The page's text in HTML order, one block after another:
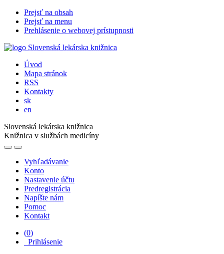
Prejsť na obsah
Prejsť na menu
Prehlásenie o webovej prístupnosti
Úvod
Mapa stránok
RSS
Kontakty
sk
en
Slovenská lekárska knižnica
Knižnica v službách medicíny
Vyhľadávanie
Konto
Nastavenie účtu
Predregistrácia
Napíšte nám
Pomoc
Kontakt
(0)
Prihlásenie